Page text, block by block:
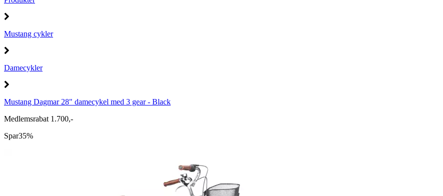
Mustang cykler
Damecykler
Mustang Dagmar 28" damecykel med 3 gear - Black
Medlemsrabat 1.700,-
Spar35%